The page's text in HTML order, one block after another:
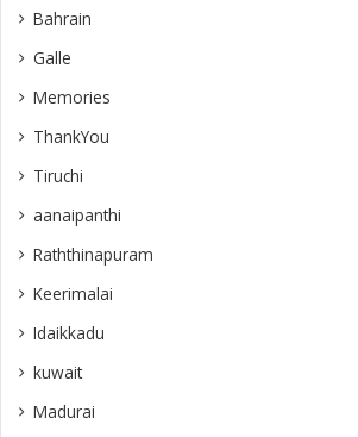
Bahrain
Galle
Memories
ThankYou
Tiruchi
aanaipanthi
Raththinapuram
Keerimalai
Idaikkadu
kuwait
Madurai